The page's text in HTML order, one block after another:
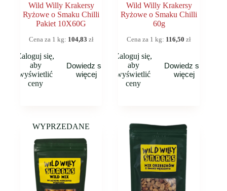
Wild Willy Krakersy
Ryżowe o Smaku Chilli
Pakiet 10X60G
Cena za 1 kg: 104,83 zł
Zaloguj się,
aby
wyświetlić
ceny
Dowiedz się
więcej
Wild Willy Krakersy
Ryżowe o Smaku Chilli
60g
Cena za 1 kg: 116,50 zł
Zaloguj się,
aby
wyświetlić
ceny
Dowiedz się
więcej
WYPRZEDANE